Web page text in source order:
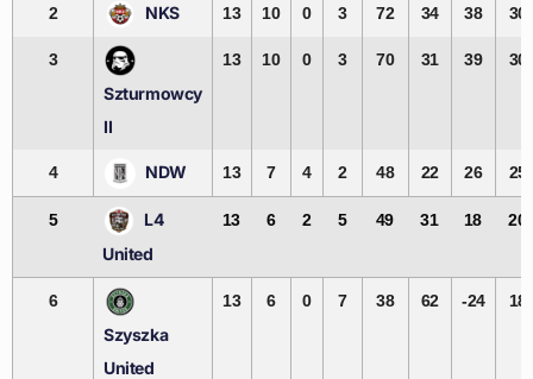
2 NKS 13 10 0 3 72 34 38 30
3
Szturmowcy
II
13 10 0 3 70 31 39 30
4 NDW 13 7 4 2 48 22 26 25
5
L4
United
13 6 2 5 49 31 18 20
6
Szyszka
United
13 6 0 7 38 62 -24 18